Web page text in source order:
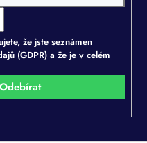
že jste seznámen
(GDPR)a že je v celém